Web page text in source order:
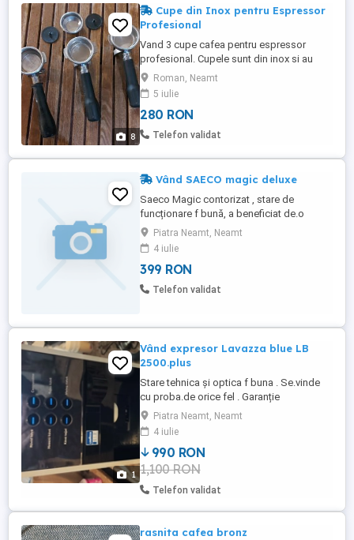
8
Cupe din Inox pentru Espressor
Profesional
Vand 3 cupe cafea pentru espressor
profesional. Cupele sunt din inox si au
dimensiunea exterioara a sitei de 68 mm,
iar distanta dintre urechile de prindere
este de 82 mm. Toate cupele sunt noi,
numai una a fost folosita pentru proba. Se
vand si cu sita oarba si 3 blocaje din
Roman, Neamt
5 iulie
280 RON
Telefon validat
Vând SAECO magic deluxe
Saeco Magic contorizat , stare de
funcționare f bună, a beneficiat de.o
revizie majora anul.trecut - contorizat - 2
selecții programabile - apa calda abur .-
plita cesti încălzită. Preț 480 RON.
Piatra Neamt, Neamt
4 iulie
399 RON
Telefon validat
1
Vând expresor Lavazza blue LB
2500.plus
Stare tehnica și optica f buna . Se.vinde
cu proba.de orice fel . Garanție
30.zile.pe.razs jud Neamț. Băuturi - cafea
scurt -Cafea lunga -Cafea cu lapte -
Cappuccino -Latte machiatto
Piatra Neamt, Neamt
4 iulie
990 RON
1,100 RON
Telefon validat
rasnita cafea bronz